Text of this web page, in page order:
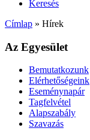
Keresés
Címlap » Hírek
Az Egyesület
Bemutatkozunk
Elérhetőségeink
Eseménynapár
Tagfelvétel
Alapszabály
Szavazás